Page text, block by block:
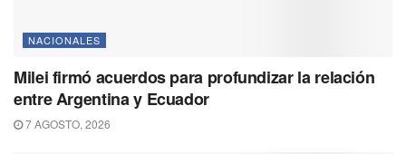
NACIONALES
Milei firmó acuerdos para profundizar la relación
entre Argentina y Ecuador
7 AGOSTO, 2026